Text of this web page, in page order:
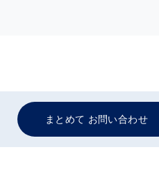
まとめて お問い合わせ